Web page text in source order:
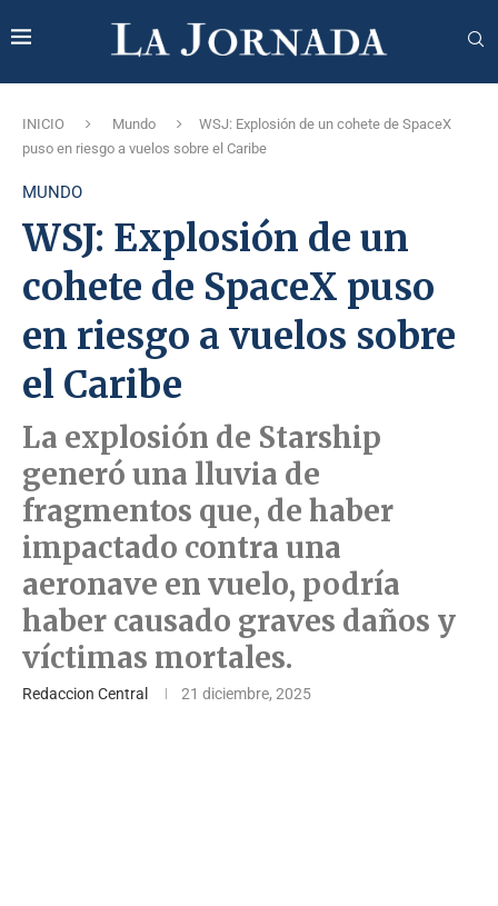
INICIO Mundo
WSJ: Explosión de un cohete de SpaceX
puso en riesgo a vuelos sobre el Caribe
MUNDO
WSJ: Explosión de un
cohete de SpaceX puso
en riesgo a vuelos sobre
el Caribe
La explosión de Starship
generó una lluvia de
fragmentos que, de haber
impactado contra una
aeronave en vuelo, podría
haber causado graves daños y
víctimas mortales.
Redaccion Central 21 diciembre, 2025